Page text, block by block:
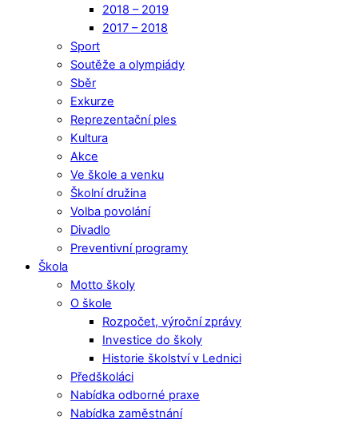
2018 – 2019
2017 – 2018
Sport
Soutěže a olympiády
Sběr
Exkurze
Reprezentační ples
Kultura
Akce
Ve škole a venku
Školní družina
Volba povolání
Divadlo
Preventivní programy
Škola
Motto školy
O škole
Rozpočet, výroční zprávy
Investice do školy
Historie školství v Lednici
Předškoláci
Nabídka odborné praxe
Nabídka zaměstnání